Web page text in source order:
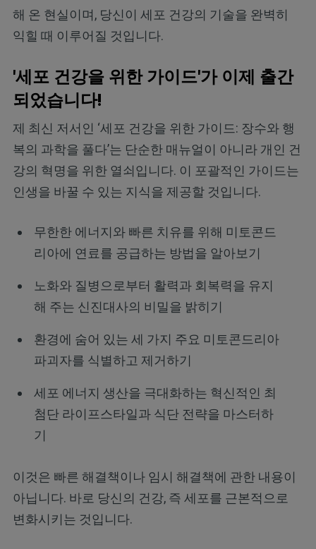
해 온 현실이며, 당신이 세포 건강의 기술을 완벽히
익힐 때 이루어질 것입니다.
'세포 건강을 위한 가이드'가 이제 출간
되었습니다!
제 최신 저서인 ‘세포 건강을 위한 가이드: 장수와 행
복의 과학을 풀다’는 단순한 매뉴얼이 아니라 개인 건
강의 혁명을 위한 열쇠입니다. 이 포괄적인 가이드는
인생을 바꿀 수 있는 지식을 제공할 것입니다.
무한한 에너지와 빠른 치유를 위해 미토콘드
리아에 연료를 공급하는 방법을 알아보기
노화와 질병으로부터 활력과 회복력을 유지
해 주는 신진대사의 비밀을 밝히기
환경에 숨어 있는 세 가지 주요 미토콘드리아
파괴자를 식별하고 제거하기
세포 에너지 생산을 극대화하는 혁신적인 최
첨단 라이프스타일과 식단 전략을 마스터하
기
이것은 빠른 해결책이나 임시 해결책에 관한 내용이
아닙니다. 바로 당신의 건강, 즉 세포를 근본적으로
변화시키는 것입니다.